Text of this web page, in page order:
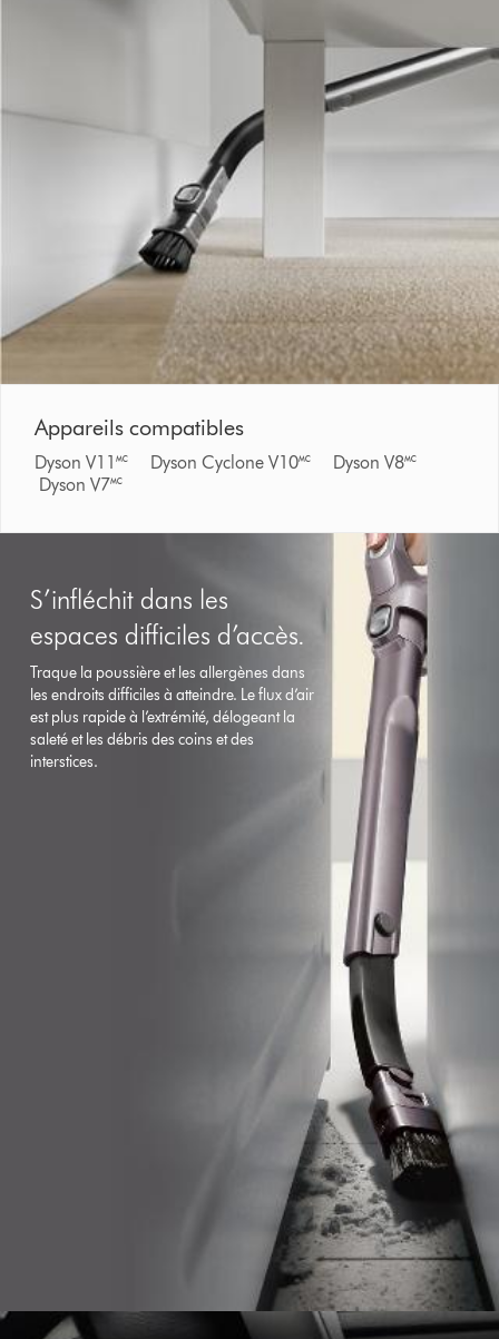
Appareils compatibles
Dyson V11🅪 Dyson Cyclone V10🅪 Dyson V8🅪
Dyson V7🅪
S’infléchit dans les
espaces difficiles d’accès.
Traque la poussière et les allergènes dans
les endroits difficiles à atteindre. Le flux d’air
est plus rapide à l’extrémité, délogeant la
saleté et les débris des coins et des
interstices.